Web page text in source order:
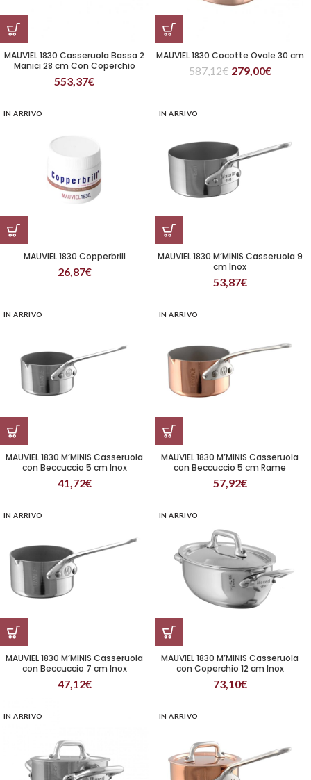
MAUVIEL 1830 Casseruola Bassa 2
Manici 28 cm Con Coperchio
553,37€
MAUVIEL 1830 Cocotte Ovale 30 cm
587,12€ 279,00€
IN ARRIVO
MAUVIEL 1830 Copperbrill
26,87€
IN ARRIVO
MAUVIEL 1830 M’MINIS Casseruola 9
cm Inox
53,87€
IN ARRIVO
MAUVIEL 1830 M’MINIS Casseruola
con Beccuccio 5 cm Inox
41,72€
IN ARRIVO
MAUVIEL 1830 M’MINIS Casseruola
con Beccuccio 5 cm Rame
57,92€
IN ARRIVO
MAUVIEL 1830 M’MINIS Casseruola
con Beccuccio 7 cm Inox
47,12€
IN ARRIVO
MAUVIEL 1830 M’MINIS Casseruola
con Coperchio 12 cm Inox
73,10€
IN ARRIVO IN ARRIVO